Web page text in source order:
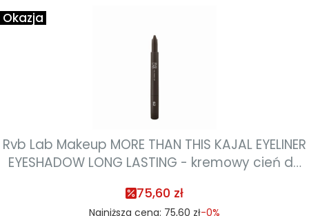
Okazja
Rvb Lab Makeup MORE THAN THIS KAJAL EYELINER
EYESHADOW LONG LASTING - kremowy cień do
75,60 zł
Najniższa cena: 75,60 zł-0%